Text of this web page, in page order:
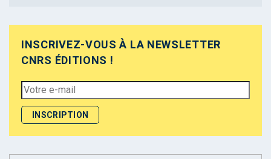
INSCRIVEZ-VOUS À LA NEWSLETTER
CNRS ÉDITIONS !